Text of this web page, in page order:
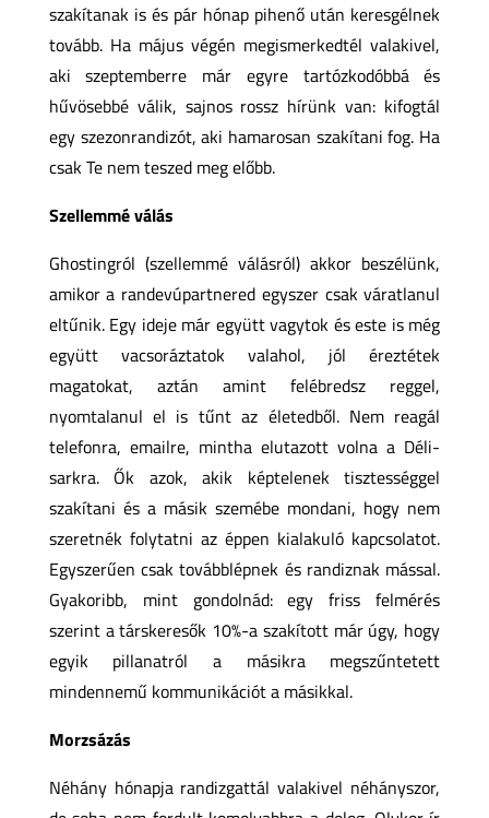
szakítanak is és pár hónap pihenő után keresgélnek
tovább. Ha május végén megismerkedtél valakivel,
aki szeptemberre már egyre tartózkodóbbá és
hűvösebbé válik, sajnos rossz hírünk van: kifogtál
egy szezonrandizót, aki hamarosan szakítani fog. Ha
csak Te nem teszed meg előbb.
Szellemmé válás
Ghostingról (szellemmé válásról) akkor beszélünk,
amikor a randevúpartnered egyszer csak váratlanul
eltűnik. Egy ideje már együtt vagytok és este is még
együtt vacsoráztatok valahol, jól éreztétek
magatokat, aztán amint felébredsz reggel,
nyomtalanul el is tűnt az életedből. Nem reagál
telefonra, emailre, mintha elutazott volna a Déli-
sarkra. Ők azok, akik képtelenek tisztességgel
szakítani és a másik szemébe mondani, hogy nem
szeretnék folytatni az éppen kialakuló kapcsolatot.
Egyszerűen csak továbblépnek és randiznak mással.
Gyakoribb, mint gondolnád: egy friss felmérés
szerint a társkeresők 10%-a szakított már úgy, hogy
egyik pillanatról a másikra megszűntetett
mindennemű kommunikációt a másikkal.
Morzsázás
Néhány hónapja randizgattál valakivel néhányszor,